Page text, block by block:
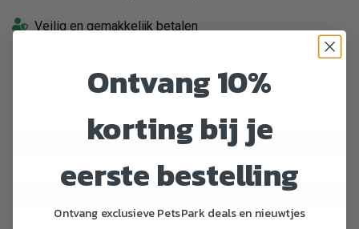
Veilig en gemakkelijk betalen
Artikelnummer
413051
EAN nummer
5060122490405
Applaws
Ontvang 10%
korting bij je
eerste bestelling
Ontvang exclusieve PetsPark deals en nieuwtjes